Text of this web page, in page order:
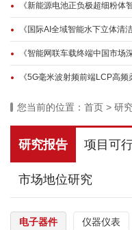
《新能源电池正负极超细粉
《国际AI全域智能水下立体清
《智能网联车载终端中国市场
《5G毫米波射频前端LCP高
您当前的位置： 首页 > 研
研究报告 项目可
市场地位研究
电子器件 仪器仪表